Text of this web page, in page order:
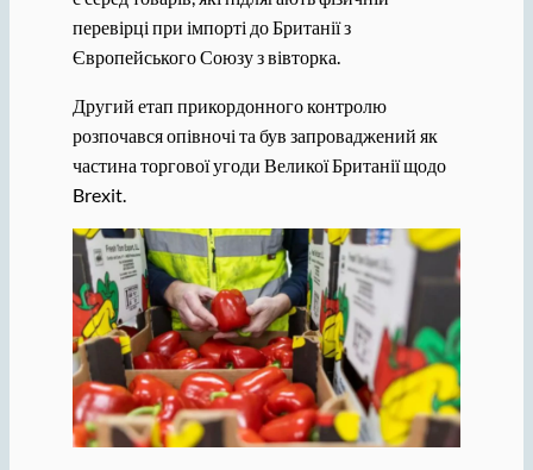
перевірці при імпорті до Британії з
Європейського Союзу з вівторка.
Другий етап прикордонного контролю
розпочався опівночі та був запроваджений як
частина торгової угоди Великої Британії щодо
Brexit.